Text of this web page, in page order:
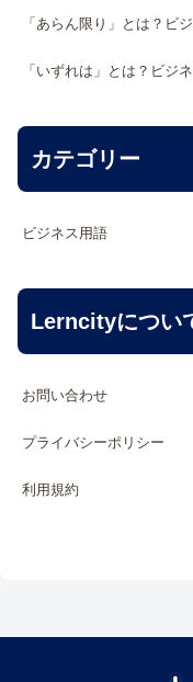
「あらん限り」とは？ビ
「いずれは」とは？ビジ
カテゴリー
ビジネス用語
Lerncityについ
お問い合わせ
プライバシーポリシー
利用規約